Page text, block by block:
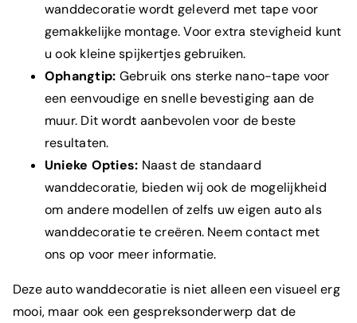
wanddecoratie wordt geleverd met tape voor
gemakkelijke montage. Voor extra stevigheid kunt
u ook kleine spijkertjes gebruiken.
Ophangtip: Gebruik ons sterke nano-tape voor
een eenvoudige en snelle bevestiging aan de
muur. Dit wordt aanbevolen voor de beste
resultaten.
Unieke Opties: Naast de standaard
wanddecoratie, bieden wij ook de mogelijkheid
om andere modellen of zelfs uw eigen auto als
wanddecoratie te creëren. Neemcontact met
ons op voor meer informatie.
Deze auto wanddecoratie is niet alleen een visueel erg
mooi, maar ook een gespreksonderwerp dat de